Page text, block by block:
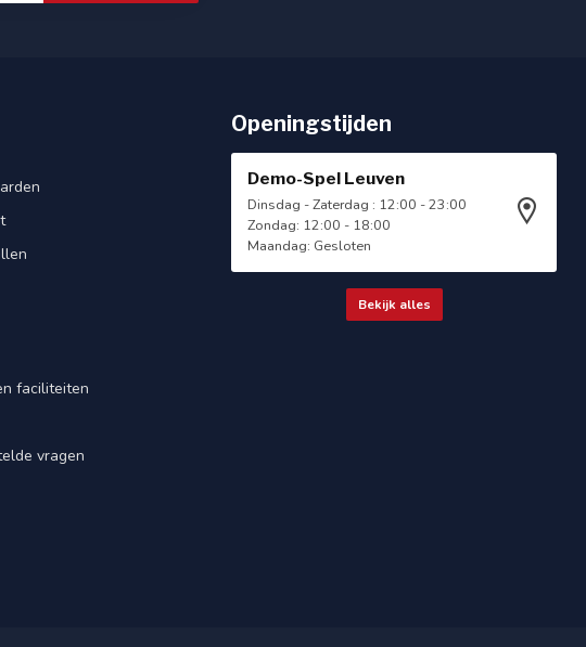
faciliteiten
vragen
Openingstijden
Demo-Spel Leuven
Dinsdag - Zaterdag : 12:00 - 23:00
Zondag: 12:00 - 18:00
Maandag: Gesloten
Bekijk alles